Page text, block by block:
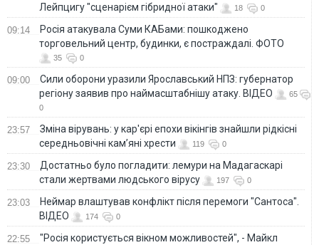
Лейпцигу "сценарієм гібридної атаки"
18 0
09:14
Росія атакувала Суми КАБами: пошкоджено
торговельний центр, будинки, є постраждалі. ФОТО
35 0
09:00
Сили оборони уразили Ярославський НПЗ: губернатор
регіону заявив про наймасштабнішу атаку. ВІДЕО
65
0
23:57
Зміна вірувань: у кар'єрі епохи вікінгів знайшли рідкісні
середньовічні кам’яні хрести
119 0
23:30
Достатньо було погладити: лемури на Мадагаскарі
стали жертвами людського вірусу
197 0
23:03
Неймар влаштував конфлікт після перемоги "Сантоса".
ВІДЕО
174 0
22:55
"Росія користується вікном можливостей", - Майкл